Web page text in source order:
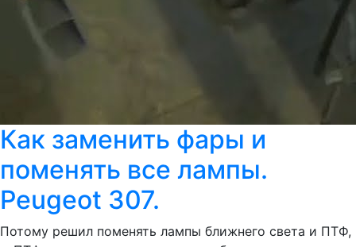
Как заменить фары и
поменять все лампы.
Peugeot 307.
Потому решил поменять лампы ближнего света и ПТФ,